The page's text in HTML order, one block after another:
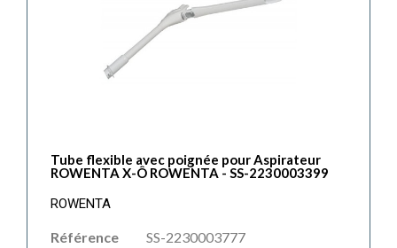
Tube flexible avec poignée pour Aspirateur
ROWENTA X-Ô ROWENTA - SS-2230003399
ROWENTA
Référence SS-2230003777